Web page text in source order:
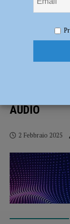
vista: “Rialzarsi
Amorini dopo
Punti di
AUDIO
2 Febbraio 2025